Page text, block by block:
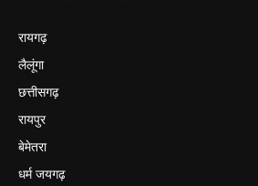
रायगढ़
लैलूंगा
छत्तीसगढ़
रायपुर
बेमेतरा
धर्म जयगढ़